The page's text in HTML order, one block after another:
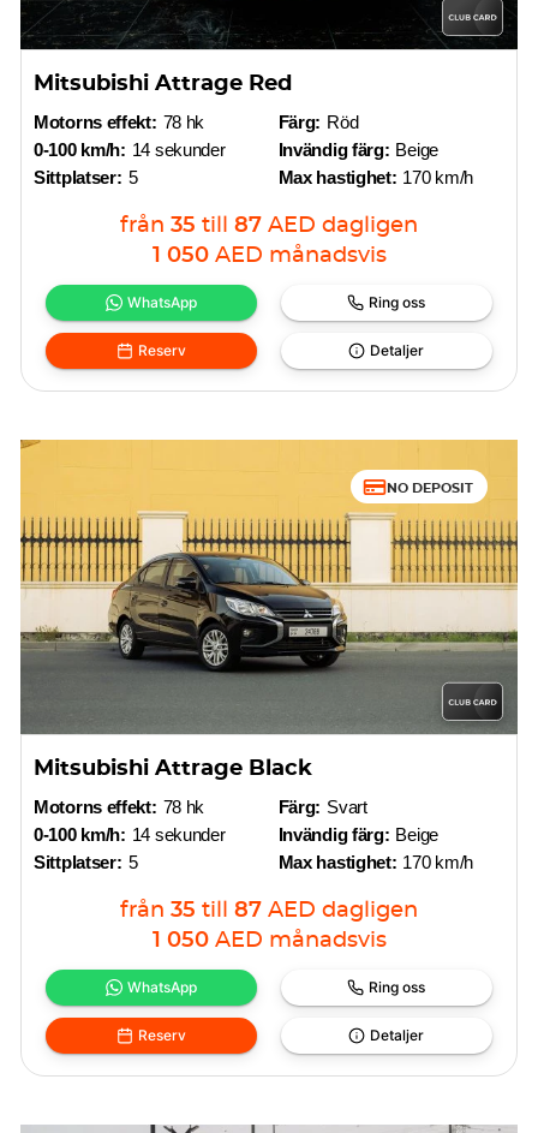
Mitsubishi Attrage Red
Motorns effekt: 78 hk
0-100 km/h: 14 sekunder
Sittplatser: 5
Färg: Röd
Invändig färg: Beige
Max hastighet: 170 km/h
från 35 till 87 AED dagligen
1 050 AED månadsvis
WhatsApp Ring oss
Reserv Detaljer
NO DEPOSIT
Mitsubishi Attrage Black
Motorns effekt: 78 hk
0-100 km/h: 14 sekunder
Sittplatser: 5
Färg: Svart
Invändig färg: Beige
Max hastighet: 170 km/h
från 35 till 87 AED dagligen
1 050 AED månadsvis
WhatsApp Ring oss
Reserv Detaljer